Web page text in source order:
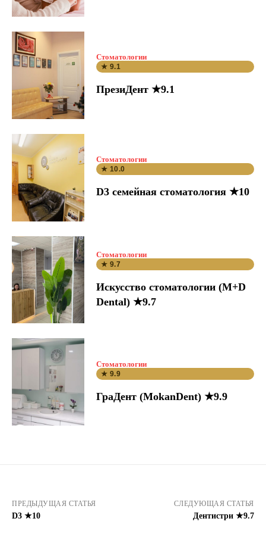
Стоматологии
★ 9.1
ПрезиДент ★9.1
Стоматологии
★ 10.0
D3 семейная стоматология ★10
Стоматологии
★ 9.7
Искусство стоматологии (M+D
Dental) ★9.7
Стоматологии
★ 9.9
ГраДент (MokanDent) ★9.9
ПРЕДЫДУЩАЯ СТАТЬЯ
D3 ★10
СЛЕДУЮЩАЯ СТАТЬЯ
Дентистри ★9.7